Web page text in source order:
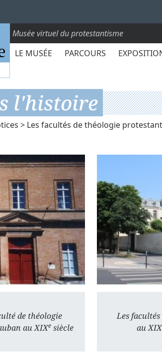
Musée virtuel du protestantisme
LE MUSÉE
PARCOURS
l'histoire
> Les facultés de théologie
de théologie
au XIXesiècle
Les
au XIX